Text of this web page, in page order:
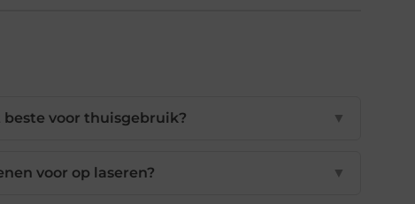
voor thuisgebruik? ▼
voor op laseren? ▼